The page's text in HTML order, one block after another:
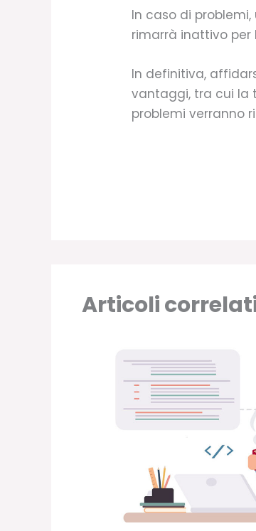
In caso di
rimarrà inattivo per
In definitiva,
vantaggi, tra cui la
problemi verranno
Articoli